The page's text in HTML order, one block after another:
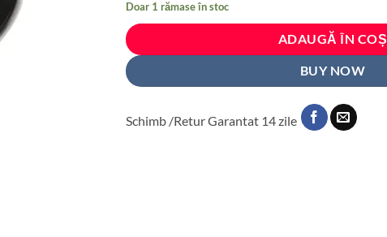
fost:
103 lei.
Doar 1 rămase în stoc
ADAUGĂ ÎN COȘ
BUY NOW
Schimb /Retur Garantat 14 zile